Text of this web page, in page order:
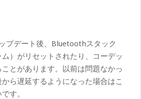
プデート後、Bluetoothスタック
ム）がリセットされたり、コーデッ
とがあります。以前は問題なかっ
ら遅延するようになった場合はこ
す。